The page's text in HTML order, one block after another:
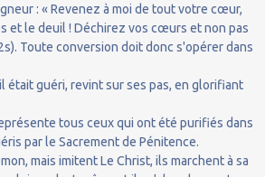
: « Revenez à moi de tout votre cœur,
et le deuil ! Déchirez vos cœurs et non pas
Toute conversion doit donc s'opérer dans
était guéri, revint sur ses pas, en glorifiant
tous ceux qui ont été purifiés dans
par le Sacrement de Pénitence.
mais imitent Le Christ, ils marchent à sa